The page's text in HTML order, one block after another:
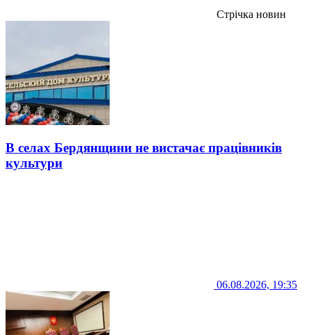
Стрічка новин
В селах Бердянщини не вистачає працівників
культури
06.08.2026, 19:35